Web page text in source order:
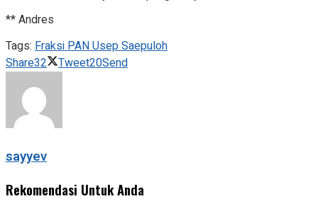
** Andres
Tags: Fraksi PAN Usep Saepuloh
Share32 Tweet20Send
sayyev
Rekomendasi Untuk Anda